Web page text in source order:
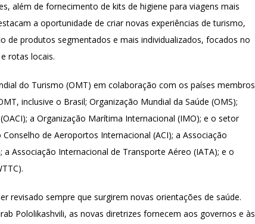
além de fornecimento de kits de higiene para viagens mais
a oportunidade de criar novas experiências de turismo,
produtos segmentados e mais individualizados, focados no
rotas locais.
do Turismo (OMT) em colaboração com os países membros
inclusive o Brasil; Organização Mundial da Saúde (OMS);
a Organização Marítima Internacional (IMO); e o setor
de Aeroportos Internacional (ACI); a Associação
a Associação Internacional de Transporte Aéreo (IATA); e o
revisado sempre que surgirem novas orientações de saúde.
Pololikashvili, as novas diretrizes fornecem aos governos e às